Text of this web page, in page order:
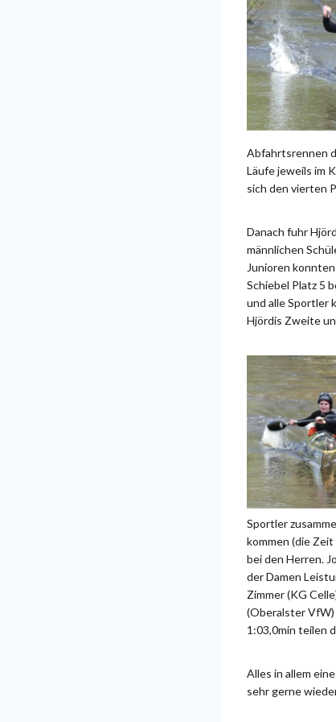
Abfahrtsrennen
Läufe jeweils im
sich den vierten
Danach fuhr
männlichen
Junioren
Schiebel Platz 5
und alle Sportler
Hjördis Zweite
Sportler
kommen (die
bei den Herren.
der Damen
Zimmer (KG
(Oberalster VfW)
1:03,0min teilen
Alles in allem
sehr gerne